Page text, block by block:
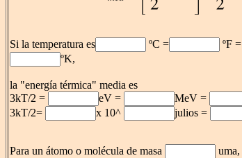
Si la temperatura es ºC = ºF =
ºK,
la "energía térmica" media es
3kT/2 =
eV = MeV =
3kT/2=
x 10^ julios =
Para un átomo o molécula de masa uma,